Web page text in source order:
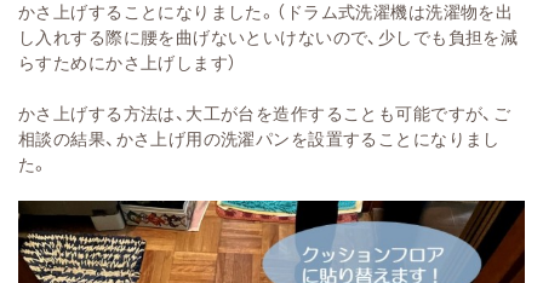
かさ上げすることになりました。（ドラム式洗濯機は洗濯物を出
し入れする際に腰を曲げないといけないので、少しでも負担を減
らすためにかさ上げします）
かさ上げする方法は、大工が台を造作することも可能ですが、ご
相談の結果、かさ上げ用の洗濯パンを設置することになりまし
た。